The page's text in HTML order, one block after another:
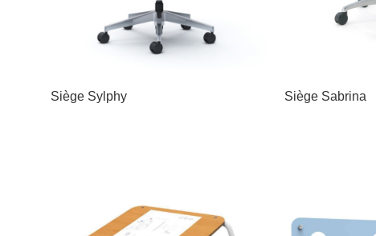
Siège Sylphy Siège Sabrina